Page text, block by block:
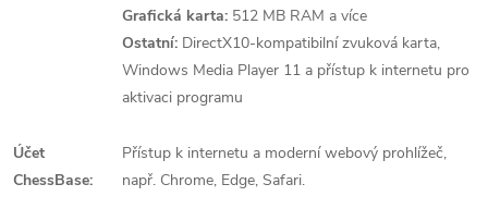
Grafická karta: 512 MB RAM a více
Ostatní: DirectX10-kompatibilní zvuková karta,
Windows Media Player 11 a přístup k internetu pro
aktivaci programu
Účet
ChessBase:
Přístup k internetu a moderní webový prohlížeč,
např. Chrome, Edge, Safari.